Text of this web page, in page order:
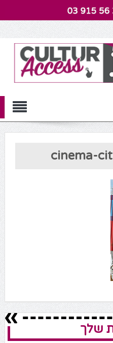
cinema-
שלך